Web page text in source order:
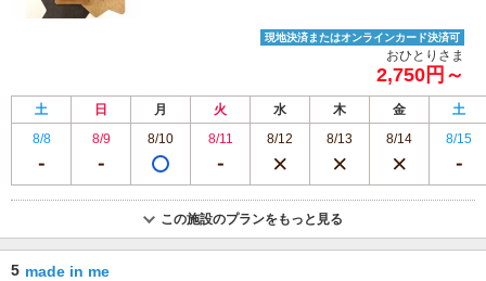
現地決済またはオンラインカード決済可
おひとりさま
2,750円～
土 日 月 火 水 木 金
土
8/8
8/9 8/10 8/11 8/12 8/13 8/14 8/15
この施設のプランをもっと見る
5 made in me